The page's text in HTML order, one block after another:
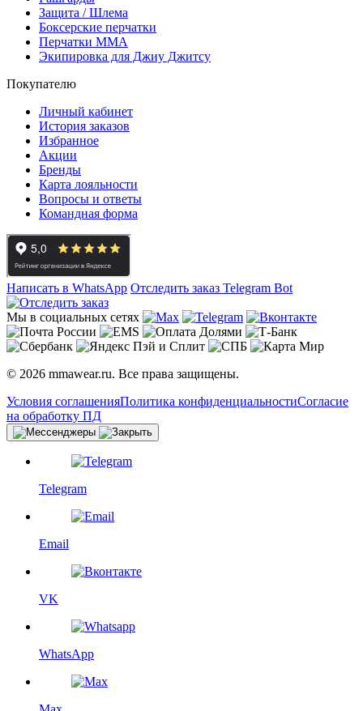
Защита / Шлема
Боксерские перчатки
Перчатки ММА
Экипировка для Джиу Джитсу
Покупателю
Личный кабинет
История заказов
Избранное
Акции
Бренды
Карта лояльности
Вопросы и ответы
Командная форма
Написать в WhatsApp Отследить заказ Telegram Bot
Мы в социальных сетях
© 2026 mmawear.ru. Все права защищены.
Условия соглашенияПолитика конфиденциальностиСогласие
на обработку ПД
Telegram
Email
VK
WhatsApp